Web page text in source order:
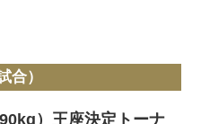
合）
）王座決定トーナ